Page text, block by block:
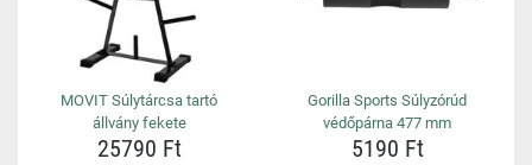
MOVIT Súlytárcsa tartó
állvány fekete
25790 Ft
Gorilla Sports Súlyzórúd
védőpárna 477 mm
5190 Ft